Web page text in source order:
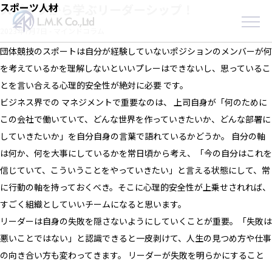
Skip
content
スポーツ人材
スポーツから学ぶリーダーシップ！
2023年7月7日 マインドコラム
団体競技のスポートは自分が経験していないポジションのメンバーが何
を考えているかを理解しないといいプレーはできないし、思っているこ
とを言い合える心理的安全性が絶対に必要 です。
ビジネス界での マネジメントで重要なのは、 上司自身が「何のために
この会社で働いていて、どんな世界を作っていきたいか、どんな部署に
していきたいか」を自分自身の言葉で語れているかどうか。 自分の軸
は何か、何を大事にしているかを常日頃から考え、「今の自分はこれを
信じていて、こういうことをやっていきたい」と言える状態にして、常
に行動の軸を持っておくべき。そこに心理的安全性が上乗せされれば、
すごく組織としていいチームになると思います。
リーダーは自身の失敗を隠さないようにしていくことが重要。「失敗は
悪いことではない」と認識できると一皮剥けて、人生の見つめ方や仕事
の向き合い方も変わってきます。 リーダーが失敗を明らかにすること